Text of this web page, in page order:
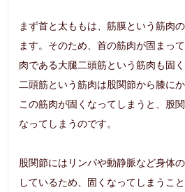
まず首と太ももは、筋膜という筋肉
ます。そのため、首の筋肉が固まっ
肉である大腿二頭筋という筋肉も固
二頭筋という筋肉は股関節から膝に
この筋肉が固くなってしまうと、股
なってしまうのです。
股関節にはリンパや動静脈など身体
しているため、固くなってしまうこ